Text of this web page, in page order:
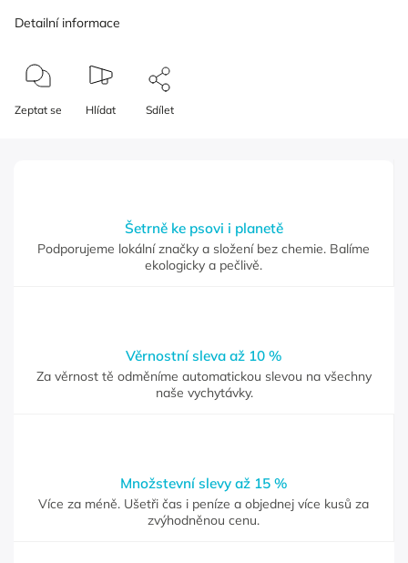
Detailní informace
Zeptat se Hlídat Sdílet
Šetrně ke psovi i planetě
Podporujeme lokální značky a složení bez chemie. Balíme
ekologicky a pečlivě.
Věrnostní sleva až 10 %
Za věrnost tě odměníme automatickou slevou na všechny
naše vychytávky.
Množstevní slevy až 15 %
Více za méně. Ušetři čas i peníze a objednej více kusů za
zvýhodněnou cenu.